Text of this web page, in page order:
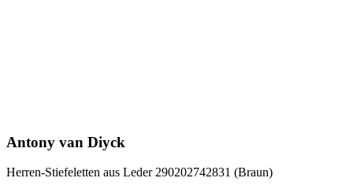
Antony van Diyck
Herren-Stiefeletten aus Leder 290202742831 (Braun)